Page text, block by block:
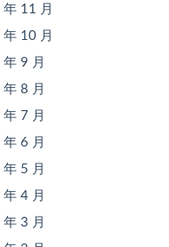
11 月
10 月
9 月
8 月
7 月
6 月
5 月
4 月
3 月